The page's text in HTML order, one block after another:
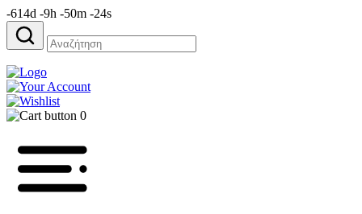
-614d -9h -50m -24s
Αναζήτηση
για:
0